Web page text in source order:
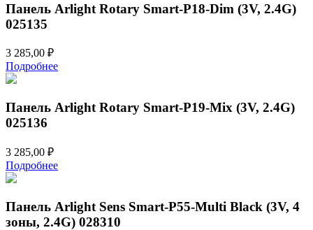
Панель Arlight Rotary Smart-P18-Dim (3V, 2.4G)
025135
3 285,00 ₽
Подробнее
Панель Arlight Rotary Smart-P19-Mix (3V, 2.4G)
025136
3 285,00 ₽
Подробнее
Панель Arlight Sens Smart-P55-Multi Black (3V, 4
зоны, 2.4G) 028310